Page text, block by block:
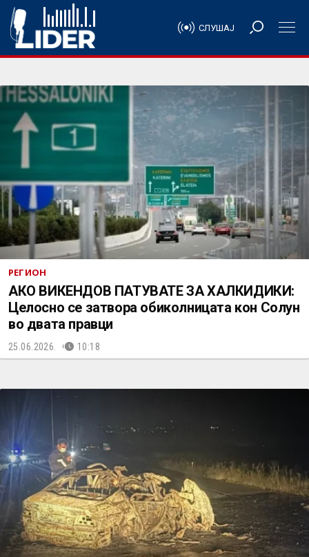
СЛУШАЈ
РЕГИОН
АКО ВИКЕНДОВ ПАТУВАТЕ ЗА ХАЛКИДИКИ:
Целосно се затвора обиколницата кон Солун
во двата правци
25.06.2026. 10:18